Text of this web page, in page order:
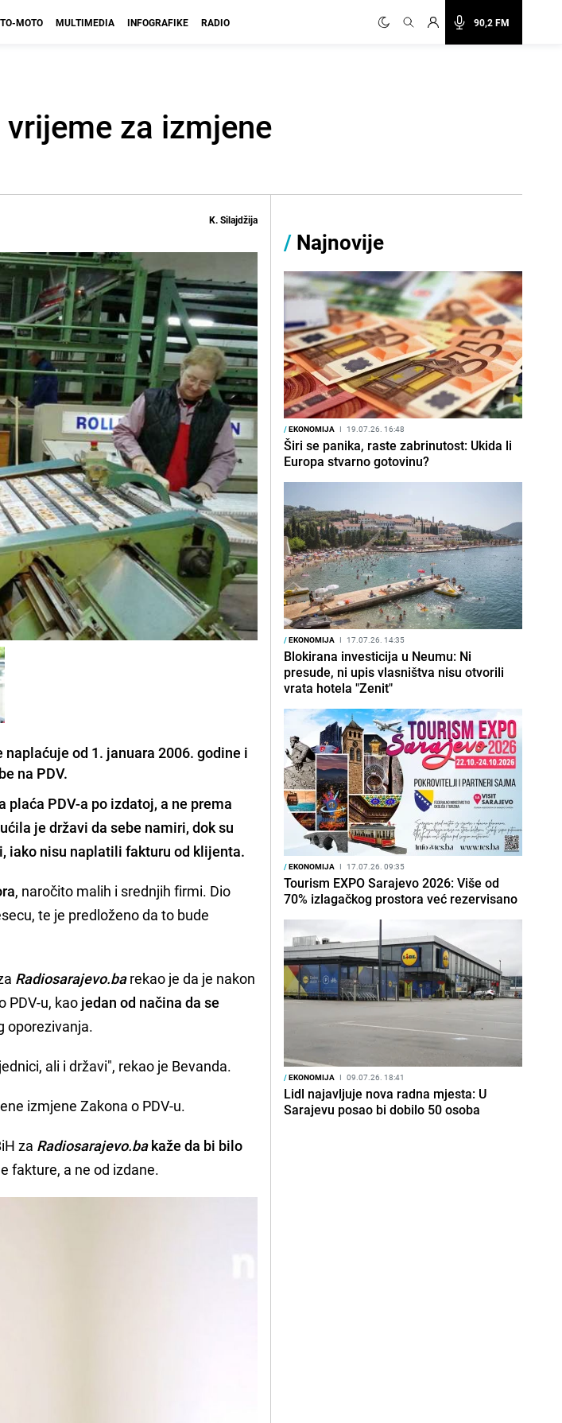
90,2 FM
MOTO MULTIMEDIA INFOGRAFIKE RADIO
za izmjene
K. Silajdžija
od 1. januara 2006. godine i
na PDV.
PDV-a po izdatoj, a ne prema
je državi da sebe namiri, dok su
iako nisu naplatili fakturu od klijenta.
, naročito malih i srednjih firmi. Dio
te je predloženo da to bude
Radiosarajevo.barekao je da je nakon
PDV-u, kao jedan od načina da se
oporezivanja.
ali i državi", rekao je Bevanda.
izmjene Zakona o PDV-u.
za Radiosarajevo.bakaže da bi bilo
fakture, a ne od izdane.
/ Najnovije
/EKONOMIJA I 19.07.26. 16:48
Širi se panika, raste zabrinutost: Ukida li
Europa stvarno gotovinu?
/EKONOMIJA I 17.07.26. 14:35
Blokirana investicija u Neumu: Ni
presude, ni upis vlasništva nisu otvorili
vrata hotela "Zenit"
/EKONOMIJA I 17.07.26. 09:35
Tourism EXPO Sarajevo 2026: Više od
70% izlagačkog prostora već rezervisano
/EKONOMIJA I 09.07.26. 18:41
Lidl najavljuje nova radna mjesta: U
Sarajevu posao bi dobilo 50 osoba